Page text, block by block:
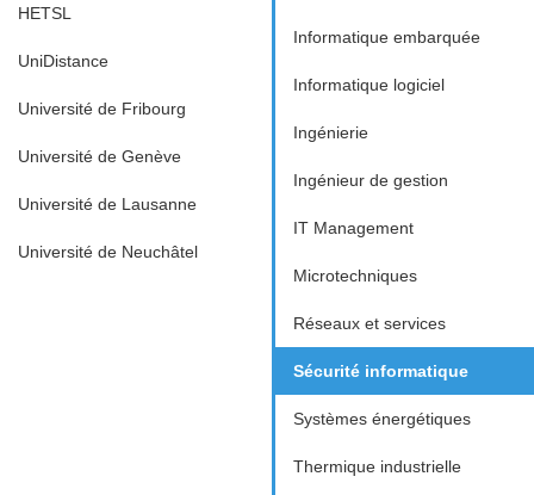
HETSL
UniDistance
Université de Fribourg
Université de Genève
Université de Lausanne
Université de Neuchâtel
Informatique embarquée
Informatique logiciel
Ingénierie
Ingénieur de gestion
IT Management
Microtechniques
Réseaux et services
Sécurité informatique
Systèmes énergétiques
Thermique industrielle